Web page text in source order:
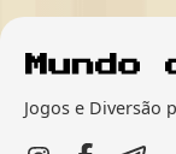
Jogos e Diversão